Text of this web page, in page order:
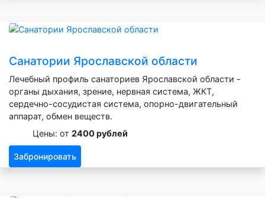
Санатории Ярославской области
Лечебный профиль санаториев Ярославской области -
органы дыхания, зрение, нервная система, ЖКТ,
сердечно-сосудистая система, опорно-двигательный
аппарат, обмен веществ.
Цены: от 2400 рублей
Забронировать